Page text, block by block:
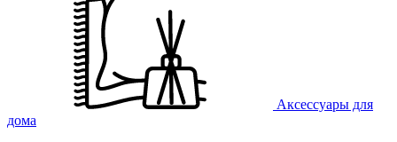
Аксессуары для
дома